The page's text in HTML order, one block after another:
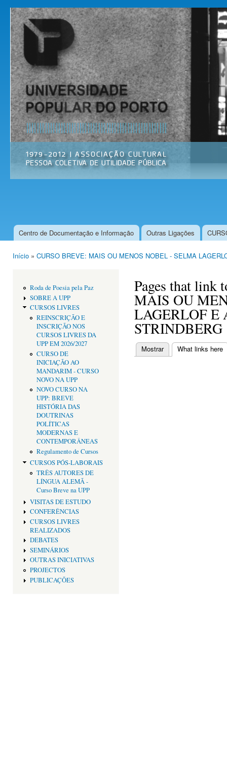
Universidade
Popular do
Porto
Associação
Cultural
Menu principal
Centro de Documentação e Informação Outras Ligações
Início » CURSO BREVE: MAIS OU MENOS NOBEL - SELMA
Roda de Poesia pela Paz
SOBRE A UPP
CURSOS LIVRES
REINSCRIÇÃO E
INSCRIÇÃO NOS
CURSOS LIVRES DA
UPP EM 2026/2027
CURSO DE
INICIAÇÃO AO
MANDARIM - CURSO
NOVO NA UPP
NOVO CURSO NA
UPP: BREVE
HISTÓRIA DAS
DOUTRINAS
POLÍTICAS
MODERNAS E
CONTEMPORÂNEAS
Regulamento de Cursos
CURSOS PÓS-LABORAIS
TRÊS AUTORES DE
LÍNGUA ALEMÃ -
Curso Breve na UPP
VISITAS DE ESTUDO
CONFERÊNCIAS
CURSOS LIVRES
REALIZADOS
DEBATES
SEMINÁRIOS
OUTRAS INICIATIVAS
PROJECTOS
PUBLICAÇÕES
Pages that link
MAIS OU
LAGERLOF E
STRINDBERG
Separadores
Mostrar What links here